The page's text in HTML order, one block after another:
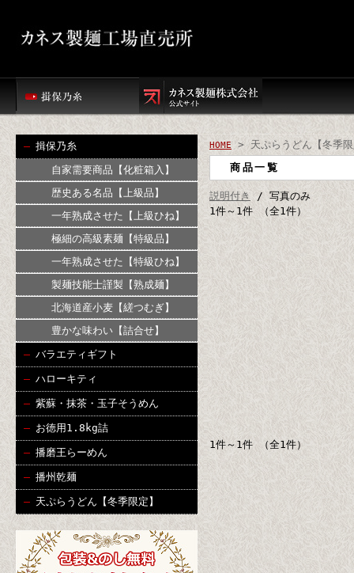
揖保乃糸
自家需要商品【化粧箱入】
歴史ある名品【上級品】
一年熟成させた【上級ひね】
極細の高級素麺【特級品】
一年熟成させた【特級ひね】
製麺技能士謹製【熟成麺】
北海道産小麦【縒つむぎ】
豊かな味わい【詰合せ】
バラエティギフト
ハローキティ
紫蘇・抹茶・玉子そうめん
お徳用1.8kg詰
播磨王らーめん
播州乾麺
天ぷらうどん【冬季限定】
HOME > 天ぷらうどん【冬季
商品一覧
説明付き
/ 写真のみ
1件～1件 （全1件）
1件～1件 （全1件）